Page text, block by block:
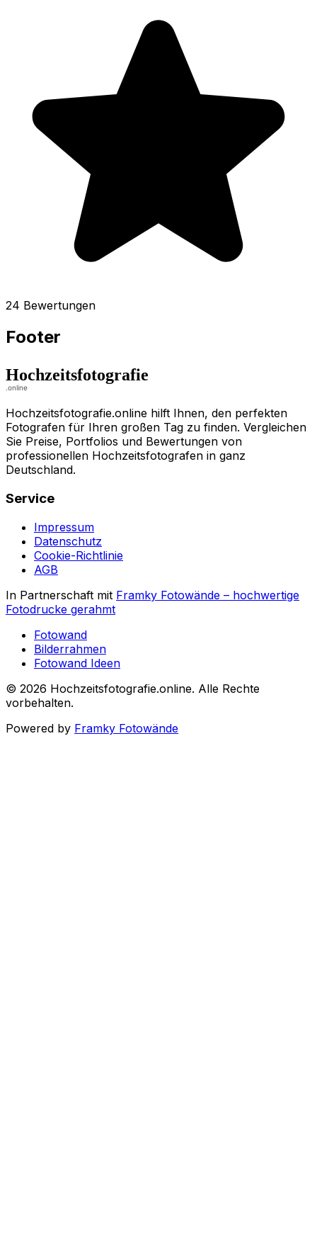
24 Bewertungen
Footer
Hochzeitsfotografie.online hilft Ihnen, den perfekten
Fotografen für Ihren großen Tag zu finden. Vergleichen
Sie Preise, Portfolios und Bewertungen von
professionellen Hochzeitsfotografen in ganz
Deutschland.
Service
Impressum
Datenschutz
Cookie-Richtlinie
AGB
In Partnerschaft mit Framky Fotowände – hochwertige
Fotodrucke gerahmt
Fotowand
Bilderrahmen
Fotowand Ideen
© 2026 Hochzeitsfotografie.online. Alle Rechte
vorbehalten.
Powered by Framky Fotowände